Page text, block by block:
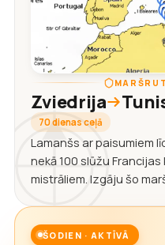
Zviedrija
70 dienas ceļā
Lamanšs ar paisumiem
nekā 100 slūžu
mistrāliem. Izgāju šo
ŠODIEN · AKTĪVĀ